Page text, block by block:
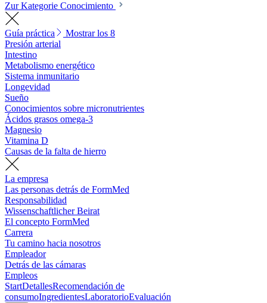
Zur Kategorie Conocimiento
Guía práctica
Mostrar los 8
Presión arterial
Intestino
Metabolismo energético
Sistema inmunitario
Longevidad
Sueño
Conocimientos sobre micronutrientes
Ácidos grasos omega-3
Magnesio
Vitamina D
Causas de la falta de hierro
La empresa
Las personas detrás de FormMed
Responsabilidad
Wissenschaftlicher Beirat
El concepto FormMed
Carrera
Tu camino hacia nosotros
Empleador
Detrás de las cámaras
Empleos
StartDetallesRecomendación de
consumoIngredientesLaboratorioEvaluación